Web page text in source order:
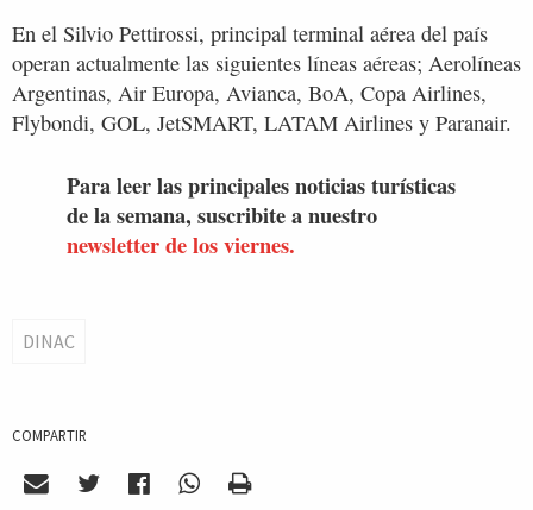
En el Silvio Pettirossi, principal terminal aérea del país
operan actualmente las siguientes líneas aéreas; Aerolíneas
Argentinas, Air Europa, Avianca, BoA, Copa Airlines,
Flybondi, GOL, JetSMART, LATAM Airlines y Paranair.
Para leer las principales noticias turísticas
de la semana, suscribite a nuestro
newsletter de los viernes.
DINAC
COMPARTIR